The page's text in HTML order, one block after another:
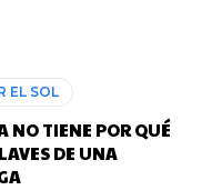
EL SOL
NO TIENE POR QUÉ
DE UNA